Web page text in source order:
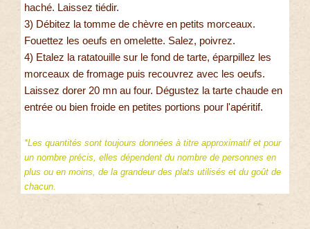
haché. Laissez tiédir.
3) Débitez la tomme de chèvre en petits morceaux.
Fouettez les oeufs en omelette. Salez, poivrez.
4) Etalez la ratatouille sur le fond de tarte, éparpillez les
morceaux de fromage puis recouvrez avec les oeufs.
Laissez dorer 20 mn au four. Dégustez la tarte chaude en
entrée ou bien froide en petites portions pour l'apéritif.
*Les quantités sont toujours données à titre approximatif et pour
un nombre précis, elles dépendent du nombre de personnes en
plus ou en moins, de la grandeur des plats utilisés et du goût de
chacun.